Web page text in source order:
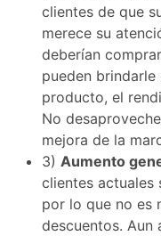
clientes de que
merece su
deberían
pueden
producto, el
No
mejora de la
3) Aumento
clientes actuales
por lo que no es
descuentos. Aun